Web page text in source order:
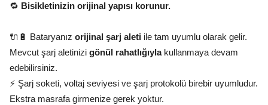
🔁 Bisikletinizin orijinal yapısı korunur.
🔌🔋 Bataryanız orijinal şarj aleti ile tam uyumlu olarak gelir.
Mevcut şarj aletinizi gönül rahatlığıylakullanmaya devam
edebilirsiniz.
⚡ Şarj soketi, voltaj seviyesi ve şarj protokolü birebir uyumludur.
Ekstra masrafa girmenize gerek yoktur.